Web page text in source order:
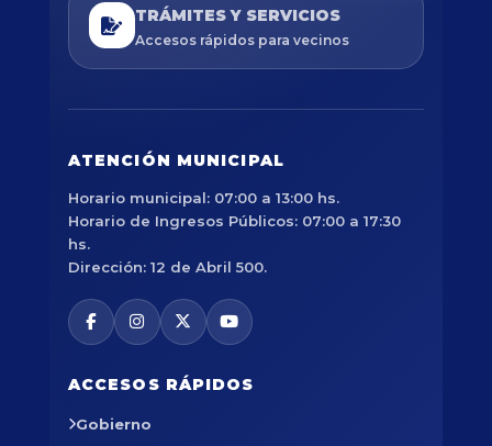
TRÁMITES Y SERVICIOS
Accesos rápidos para vecinos
ATENCIÓN MUNICIPAL
Horario municipal: 07:00 a 13:00 hs.
Horario de Ingresos Públicos: 07:00 a 17:30
hs.
Dirección: 12 de Abril 500.
ACCESOS RÁPIDOS
Gobierno